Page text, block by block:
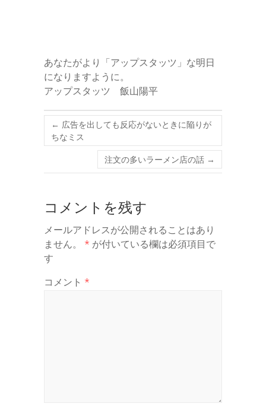
あなたがより「アップスタッツ」な明日
になりますように。
アップスタッツ 飯山陽平
← 広告を出しても反応がないときに陥りが
ちなミス
注文の多いラーメン店の話 →
コメントを残す
メールアドレスが公開されることはあり
ません。
* が付いている欄は必須項目で
す
コメント *